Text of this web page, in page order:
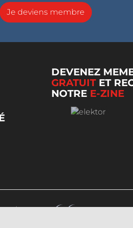
Je deviens membre
DEVENEZ
GRATUITET
NOTRE E-ZINE